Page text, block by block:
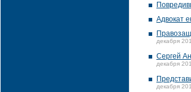
Адвокат
декабря
Сергей
декабря
декабря